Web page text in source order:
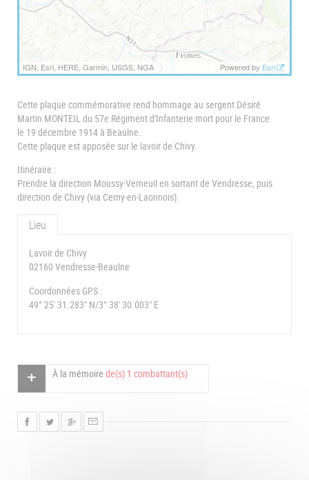
IGN, Esri, HERE, Garmin, USGS, NGA Powered by Esri
Cette plaque commémorative rend hommage au sergent Désiré
Martin MONTEIL du 57e Régiment d'Infanterie mort pour le France
le 19 décembre 1914 à Beaulne.
Cette plaque est apposée sur le lavoir de Chivy.
Itinéraire :
Prendre la direction Moussy-Verneuil en sortant de Vendresse, puis
direction de Chivy (via Cerny-en-Laonnois).
Lieu
Lavoir de Chivy
02160 Vendresse-Beaulne
Coordonnées GPS :
49° 25' 31.283" N/3° 38' 30.003" E
À la mémoire de(s) 1 combattant(s)